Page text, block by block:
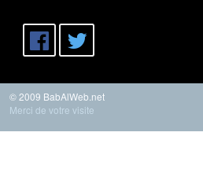
© 2009 BabAlWeb.net
Merci de votre visite